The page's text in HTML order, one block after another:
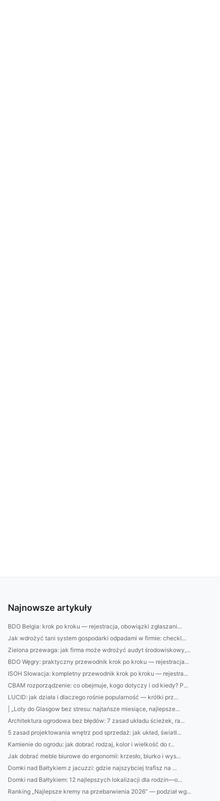
Najnowsze artykuły
BDO Belgia: krok po kroku — rejestracja, obowiązki zgłaszani...
Jak wdrożyć tani system gospodarki odpadami w firmie: checkl...
Zielona przewaga: jak firma może wdrożyć audyt środowiskowy,...
BDO Węgry: praktyczny przewodnik krok po kroku — rejestracja...
ISOH Słowacja: kompletny przewodnik krok po kroku — rejestra...
CBAM rozporządzenie: co obejmuje, kogo dotyczy i od kiedy? P...
LUCID: jak działa i dlaczego rośnie popularność — krótki prz...
| „Loty do Glasgow bez stresu: najtańsze miesiące, najlepsze...
Architektura ogrodowa bez błędów: 7 zasad układu ścieżek, ra...
5 zasad projektowania wnętrz pod sprzedaż: jak układ, światł...
Kamienie do ogrodu: jak dobrać rodzaj, kolor i wielkość do r...
Jak dobrać meble biurowe do ergonomii: krzesło, biurko i wys...
Domki nad Bałtykiem z jacuzzi: gdzie najszybciej trafisz na ...
Domki nad Bałtykiem: 12 najlepszych lokalizacji dla rodzin—o...
Ranking „Najlepsze kremy na przebarwienia 2026” — podział wg...